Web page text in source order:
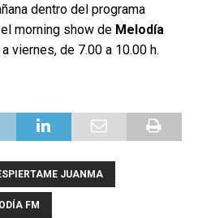
dentro del programa
morning show de Melodía
viernes, de 7.00 a 10.00 h.
JUANMA
FM